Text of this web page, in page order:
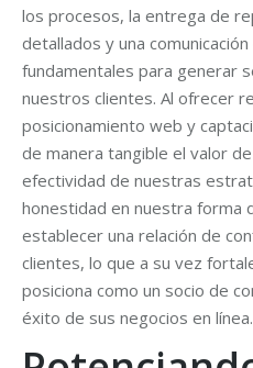
los procesos, la entrega de
detallados y una
fundamentales para generar
nuestros clientes. Al ofrecer
posicionamiento web y
de manera tangible el valor
efectividad de nuestras
honestidad en nuestra forma
establecer una relación de
clientes, lo que a su vez
posiciona como un socio de
éxito de sus negocios en línea.